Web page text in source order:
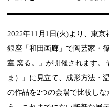
2022年11月1日(火)より、東京
銀座「和田画廊」で陶芸家・
室 窯る。』が開催されます。
ま）」に見立て、成形方法・
の作品を2つの会場で比較し